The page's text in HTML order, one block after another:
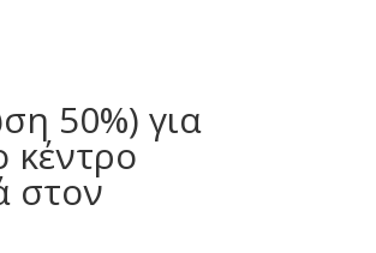
50%) για
κέντρο
στον